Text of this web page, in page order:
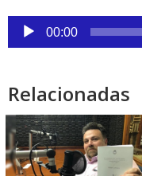
Reproductor
audio
00:00
Relacionadas